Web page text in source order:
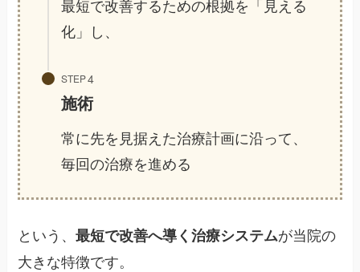
最短で改善するための根拠を「見える
化」し、
STEP
施術
常に先を見据えた治療計画に沿って、
毎回の治療を進める
という、最短で改善へ導く治療システムが当院の
大きな特徴です。